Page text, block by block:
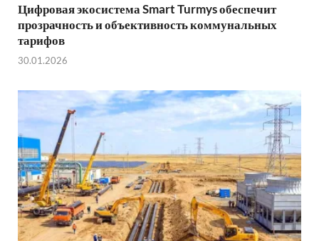
Цифровая экосистема Smart Turmys обеспечит
прозрачность и объективность коммунальных
тарифов
30.01.2026